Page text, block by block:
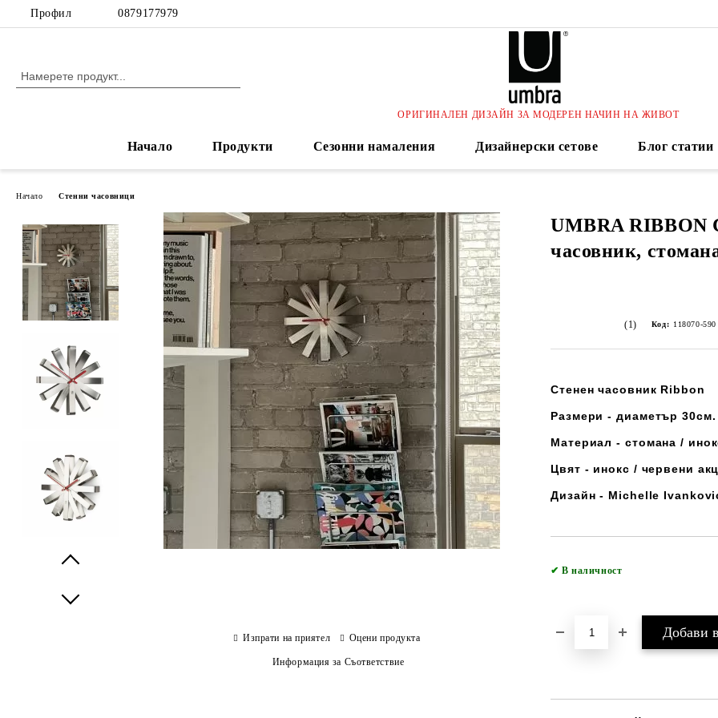
Профил 0879177979
ОРИГИНАЛЕН ДИЗАЙН ЗА МОДЕРЕН НАЧИН НА ЖИВОТ
Начало Продукти Сезонни намаления Дизайнерски сетове Блог статии
Начало Стенни часовници
UMBRA RIBBON
часовник,
(1) Код: 118070-590
Стенен часовник Ribbon
Размери - диаметър
Материал - стомана /
Цвят - инокс / червени
Дизайн - Michelle
✔ В наличност
Изпрати на приятел Оцени продукта
Информация за Съответствие